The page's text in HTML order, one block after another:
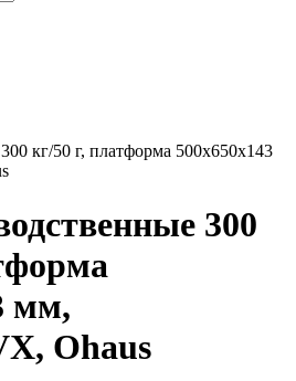
кг/50 г, платформа 500х650х143
300
мм,
Ohaus